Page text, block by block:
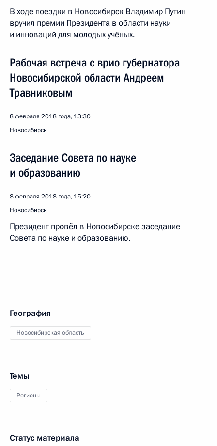
В ходе поездки в Новосибирск Владимир Путин
вручил премии Президента в области науки
и инноваций для молодых учёных.
Рабочая встреча с врио губернатора
Новосибирской области Андреем
Травниковым
8 февраля 2018 года, 13:30
Новосибирск
Заседание Совета по науке
и образованию
8 февраля 2018 года, 15:20
Новосибирск
Президент провёл в Новосибирске заседание
Совета по науке и образованию.
География
Новосибирская область
Темы
Регионы
Статус материала